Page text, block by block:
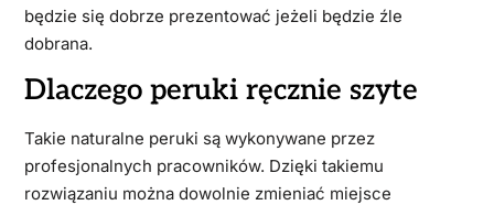
będzie się dobrze prezentować jeżeli będzie źle
dobrana.
Dlaczego peruki ręcznie szyte
Takie naturalne peruki są wykonywane przez
profesjonalnych pracowników. Dzięki takiemu
rozwiązaniu można dowolnie zmieniać miejsce